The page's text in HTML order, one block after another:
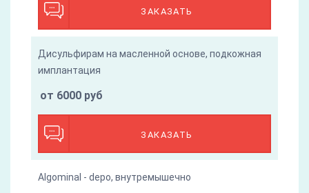
ЗАКАЗАТЬ
Дисульфирам на масленной основе, подкожная
имплантация
ЗАКАЗАТЬ
от 6000 руб
Algominal - depo, внутремышечно